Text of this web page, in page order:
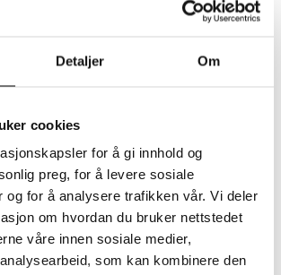
Detaljer Om
cookies
for å gi innhold og
preg, for å levere sosiale
og for å analysere trafikken vår. Vi deler
om hvordan du bruker nettstedet
våre innen sosiale medier,
som kan kombinere den
I HANDLEKURVEN•2.070,00 KR